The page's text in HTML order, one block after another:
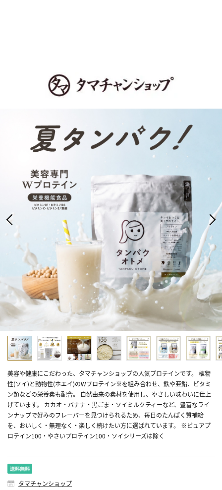
美容や健康にこだわった、タマチャンショップの人気プロテインです。 植物
性(ソイ)と動物性(ホエイ)のWプロテイン※を組み合わせ、鉄や亜鉛、ビタミ
ン類などの栄養素も配合。 自然由来の素材を使用し、やさしい味わいに仕上
げています。 カカオ・バナナ・黒ごま・ソイミルクティーなど、豊富なライ
ンナップで好みのフレーバーを見つけられるため、毎日のたんぱく質補給
を、おいしく・無理なく・楽しく続けたい方に選ばれています。 ※ピュアプ
ロテイン100・やさいプロテイン100・ソイシリーズは除く
タマチャンショップ